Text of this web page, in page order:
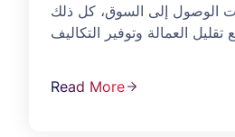
الوصول إلى السوق، كل ذلك
Read More